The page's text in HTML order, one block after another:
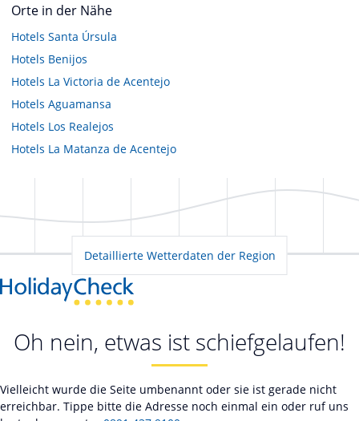
Orte in der Nähe
Hotels Santa Úrsula
Hotels Benijos
Hotels La Victoria de Acentejo
Hotels Aguamansa
Hotels Los Realejos
Hotels La Matanza de Acentejo
Detaillierte Wetterdaten der Region
Oh nein, etwas ist schiefgelaufen!
Vielleicht wurde die Seite umbenannt oder sie ist gerade nicht
erreichbar. Tippe bitte die Adresse noch einmal ein oder ruf uns